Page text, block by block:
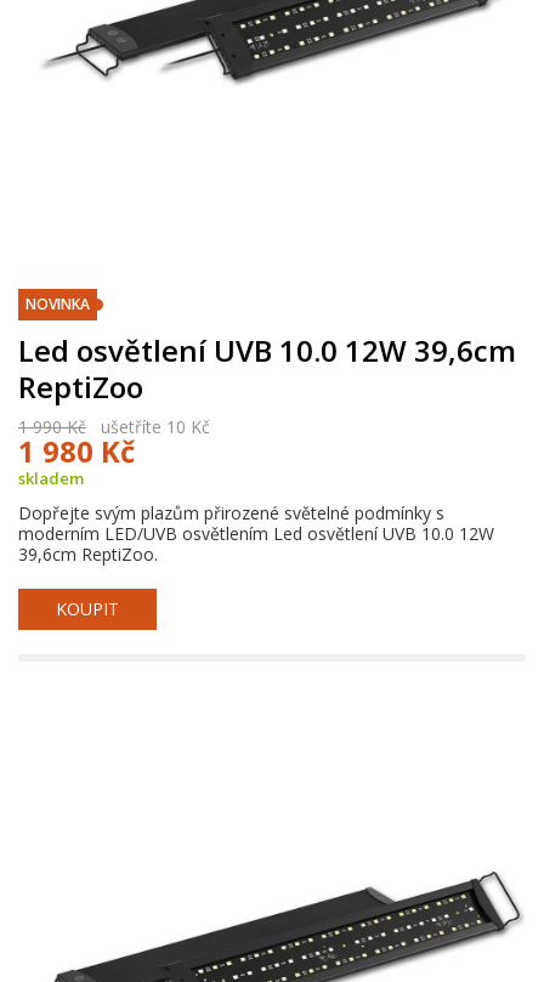
NOVINKA
Led osvětlení UVB 10.0 12W 39,6cm
ReptiZoo
1 990 Kč ušetříte 10 Kč
1 980 Kč
skladem
Dopřejte svým plazům přirozené světelné podmínky s
moderním LED/UVB osvětlením Led osvětlení UVB 10.0 12W
39,6cm ReptiZoo.
KOUPIT